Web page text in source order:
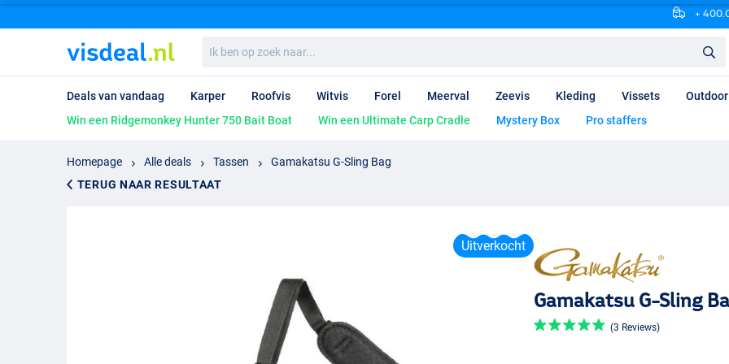
+
ben
op
naar...
Deals van vandaag Karper Roofvis Witvis Forel Meerval Zeevis Kleding Vissets Outdoor
Win een Ridgemonkey Hunter 750 Bait Boat
Win een Ultimate Carp Cradle Mystery Box Pro staffers
Homepage Alle deals Tassen
Gamakatsu G-Sling Bag
TERUG NAAR RESULTAAT
Uitverkocht
Gamakatsu G-Sling
(3 Reviews)